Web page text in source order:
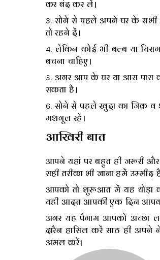
कर बंद कर लें।
3. सोने से पहले अपने घर के सभी
तो रहने दें।
4. लेकिन कोई भी बल्ब या
बचना चाहिए।
5. अगर आप के घर या आस पास
सकता है।
6. सोने से पहले खुदा का जिक्र
मशगूल रहें।
आखिरी बात
आपने यहां पर बहुत ही जरूरी
सही तरीका भी जाना हमें
आपको तो शुरूआत में यह
यही आदत आपकी एक दिन
अगर यह पैगाम आपको अच्छा
दारैन हासिल करें साठ ही
अमल करें।